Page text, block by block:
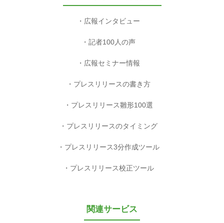
広報インタビュー
記者100人の声
広報セミナー情報
プレスリリースの書き方
プレスリリース雛形100選
プレスリリースのタイミング
プレスリリース3分作成ツール
プレスリリース校正ツール
関連サービス